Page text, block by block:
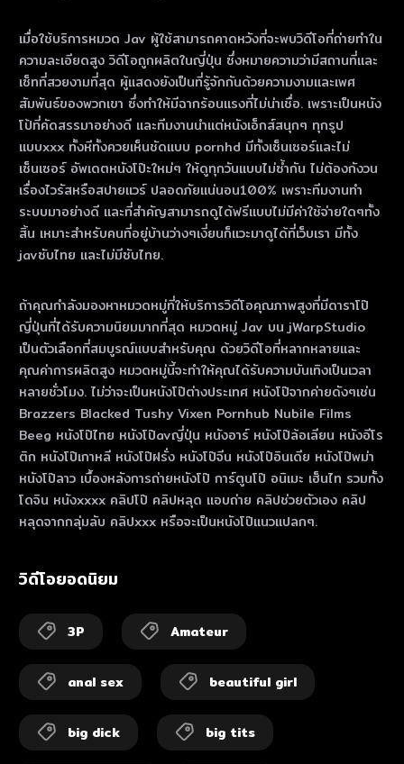
เมื่อใช้บริการหมวด Jav ผู้ใช้สามารถคาดหวังที่จะพบวิดีโอที่ถ่ายทําใน
ความละเอียดสูง วิดีโอถูกผลิตในญี่ปุ่น ซึ่งหมายความว่ามีสถานที่และ
เซ็ทที่สวยงามที่สุด ผู้แสดงยังเป็นที่รู้จักกันด้วยความงามและเพศ
สัมพันธ์ของพวกเขา ซึ่งทําให้มีฉากร้อนแรงที่ไม่น่าเชื่อ. เพราะเป็นหนัง
โป้ที่คัดสรรมาอย่างดี และทีมงานนำแต่หนังเอ็กส์สนุกๆ ทุกรูป
แบบxxx ทั้งหีทั้งควยเห็นชัดแบบ pornhd มีทั้งเซ็นเซอร์และไม่
เซ็นเซอร์ อัพเดตหนังโป๊ะใหม่ๆ ให้ดูทุกวันแบบไม่ซ้ำกัน ไม่ต้องกังวน
เรื่องไวรัสหรือสปายแวร์ ปลอดภัยแน่นอน100% เพราะทีมงานทำ
ระบบมาอย่างดี และที่สำคัญสามารถดูได้ฟรีแบบไม่มีค่าใช้จ่ายใดๆทั้ง
สิ้น เหมาะสำหรับคนที่อยู่บ้านว่างๆเงี่ยนก็แวะมาดูได้ที่เว็บเรา มีทั้ง
javซับไทย และไม่มีซับไทย.
ถ้าคุณกําลังมองหาหมวดหมู่ที่ให้บริการวิดีโอคุณภาพสูงที่มีดาราโป๊
ญี่ปุ่นที่ได้รับความนิยมมากที่สุด หมวดหมู่ Jav บน jWarpStudio
เป็นตัวเลือกที่สมบูรณ์แบบสําหรับคุณ ด้วยวิดีโอที่หลากหลายและ
คุณค่าการผลิตสูง หมวดหมู่นี้จะทําให้คุณได้รับความบันเทิงเป็นเวลา
หลายชั่วโมง. ไม่ว่าจะเป็นหนังโป๊ต่างประเทศ หนังโป๊จากค่ายดังๆเช่น
Brazzers Blacked Tushy Vixen Pornhub Nubile Films
Beeg หนังโป๊ไทย หนังโป๊avญี่ปุ่น หนังอาร์ หนังโป๊ล้อเลียน หนังอีโร
ติก หนังโป๊เกาหลี หนังโป๊ฝรั่ง หนังโป๊จีน หนังโป๊อินเดีย หนังโป๊พม่า
หนังโป๊ลาว เบื้องหลังการถ่ายหนังโป๊ การ์ตูนโป๊ อนิเมะ เฮ็นไท รวมทั้ง
โดจิน หนังxxxx คลิปโป๊ คลิปหลุด แอบถ่าย คลิปช่วยตัวเอง คลิป
หลุดจากกลุ่มลับ คลิปxxx หรือจะเป็นหนังโป๊แนวแปลกๆ.
วิดีโอยอดนิยม
3P Amateur
anal sex beautiful girl
big dick big tits